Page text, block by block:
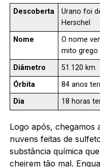
Descoberta
Urano foi
Herschel
Nome
O nome
mito grego
Diâmetro
51.120 km
Órbita
84 anos
Dia
18 horas
Logo após, chegamos
nuvens feitas de
substância química
cheirem tão mal.